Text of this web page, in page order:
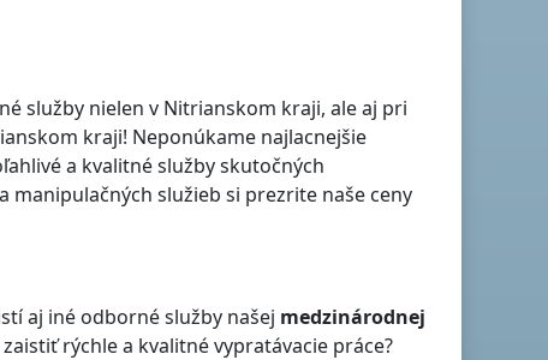
služby nielen v Nitrianskom kraji, ale aj pri
kraji! Neponúkame najlacnejšie
a kvalitné služby skutočných
manipulačných služieb si prezrite naše ceny
aj iné odborné služby našej medzinárodnej
zaistiť rýchle a kvalitné vypratávacie práce?